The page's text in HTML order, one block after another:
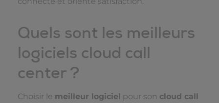
Quels sont les meilleurs
logiciels cloud call
center ?
Choisir le meilleur logiciel pour son cloud call